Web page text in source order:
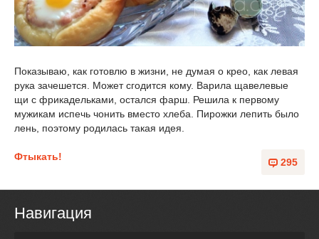
Показываю, как готовлю в жизни, не думая о крео, как левая
рука зачешется. Может сгодится кому. Варила щавелевые
щи с фрикадельками, остался фарш. Решила к первому
мужикам испечь чонить вместо хлеба. Пирожки лепить было
лень, поэтому родилась такая идея.
295
Фтыкать!
Навигация